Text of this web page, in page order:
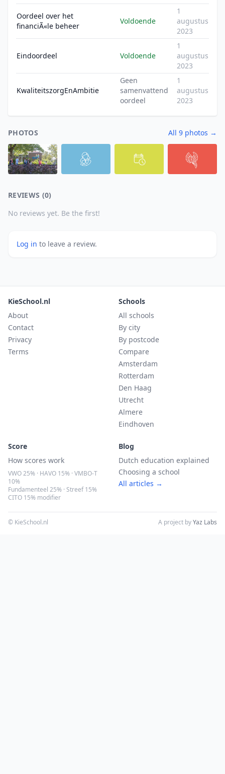
Oordeel over het
financiÃ«le beheer
Voldoende
1
augustus
2023
Eindoordeel Voldoende
1
augustus
2023
KwaliteitszorgEnAmbitie
Geen
samenvattend
oordeel
1
augustus
2023
PHOTOS All 9 photos →
REVIEWS (0)
No reviews yet. Be the first!
Log in to leave a review.
KieSchool.nl
About
Contact
Privacy
Terms
Schools
All schools
By city
By postcode
Compare
Amsterdam
Rotterdam
Den Haag
Utrecht
Almere
Eindhoven
Score
How scores work
VWO 25% · HAVO 15% · VMBO-T
10%
Fundamenteel 25% · Streef 15%
CITO 15% modifier
Blog
Dutch education explained
Choosing a school
All articles →
© KieSchool.nl A project byYaz Labs